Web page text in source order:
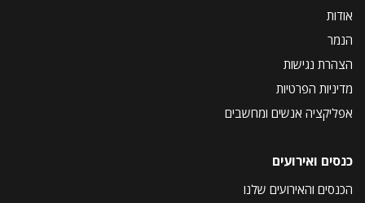
אודות
הנמר
הצהרת נגישות
מדיניות הפרטיות
אפליקציה אנשים ומחשבים
כנסים ואירועים
הכנסים והאירועים שלנו